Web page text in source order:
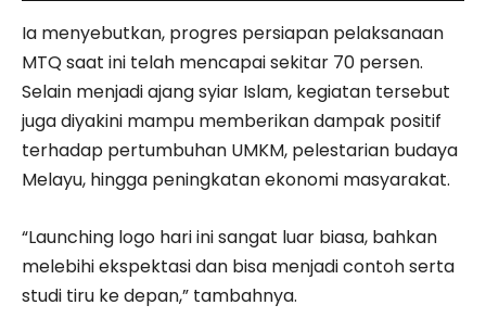
Ia menyebutkan, progres persiapan pelaksanaan
MTQ saat ini telah mencapai sekitar 70 persen.
Selain menjadi ajang syiar Islam, kegiatan tersebut
juga diyakini mampu memberikan dampak positif
terhadap pertumbuhan UMKM, pelestarian budaya
Melayu, hingga peningkatan ekonomi masyarakat.
“Launching logo hari ini sangat luar biasa, bahkan
melebihi ekspektasi dan bisa menjadi contoh serta
studi tiru ke depan,” tambahnya.